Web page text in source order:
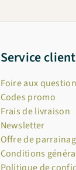
Service
Foire aux
Codes promo
Frais de livraison
Newsletter
Offre de
Conditions